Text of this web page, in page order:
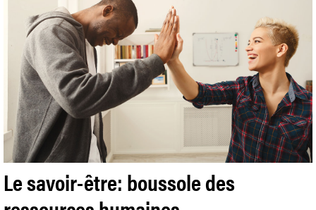
Le savoir-être: boussole des